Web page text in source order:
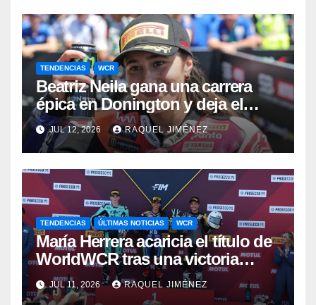
TENDENCIAS WCR
Beatriz Neila gana una carrera
épica en Donington y deja el
Mundial de WorldWCR abierto
para Jerez
JUL 12, 2026 RAQUEL JIMÉNEZ
TENDENCIAS ÚLTIMAS NOTICIAS WCR
María Herrera acaricia el título de
WorldWCR tras una victoria
épica en Donington marcada por
la caída de Beatriz Neila
JUL 11, 2026 RAQUEL JIMÉNEZ